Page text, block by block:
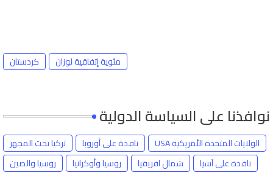
كردستان مئوية إتفاقية لوزان
نوافذنا على السياسة الدولية
تركيا تحت المجهر نافذة على أوروبا
الولايات المتحدة الأمريكية USA
روسيا والصين
روسيا وأوكرانيا شمال افريقيا
نافذة على آسيا